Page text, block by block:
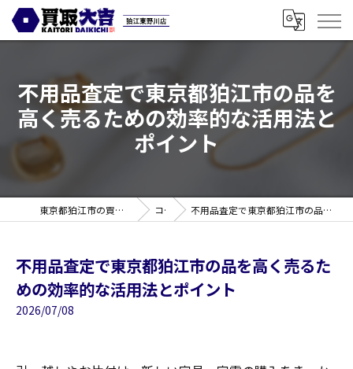
不用品査定で東京都狛江市の品を
高く売るための効率的な活用法と
ポイント
東京都狛江市の買取なら買取大吉 狛江東野川店 コラム 不用品査定で東京都狛江市の品を高く売るための効率的な活用法とポイント
不用品査定で東京都狛江市の品を高く売るた
めの効率的な活用法とポイント
2026/07/08